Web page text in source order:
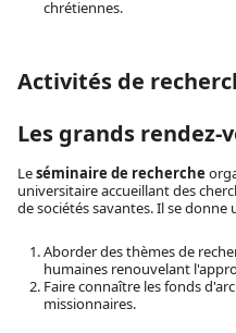
chrétiennes.
Activités de
Les grands rendez-
Leséminaire de recherche
universitaire accueillant des
de sociétés savantes. Il se donne
Aborder des thèmes de
humaines renouvelant
Faire connaître les fonds
missionnaires.